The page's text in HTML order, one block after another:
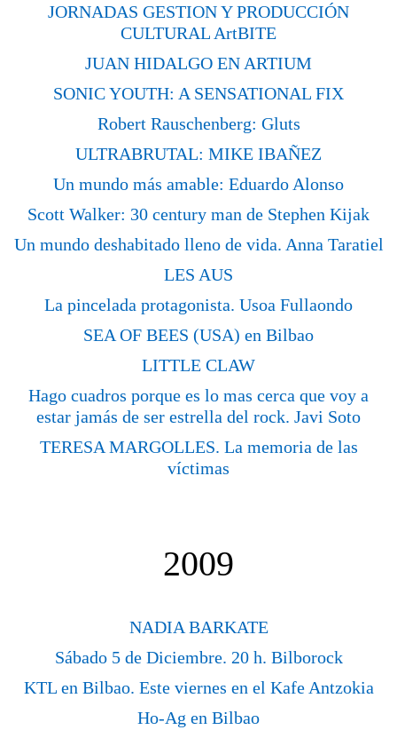
JORNADAS GESTION Y PRODUCCIÓN
CULTURAL ArtBITE
JUAN HIDALGO EN ARTIUM
SONIC YOUTH: A SENSATIONAL FIX
Robert Rauschenberg: Gluts
ULTRABRUTAL: MIKE IBAÑEZ
Un mundo más amable: Eduardo Alonso
Scott Walker: 30 century man de Stephen Kijak
Un mundo deshabitado lleno de vida. Anna Taratiel
LES AUS
La pincelada protagonista. Usoa Fullaondo
SEA OF BEES (USA) en Bilbao
LITTLE CLAW
Hago cuadros porque es lo mas cerca que voy a
estar jamás de ser estrella del rock. Javi Soto
TERESA MARGOLLES. La memoria de las
víctimas
2009
NADIA BARKATE
Sábado 5 de Diciembre. 20 h. Bilborock
KTL en Bilbao. Este viernes en el Kafe Antzokia
Ho-Ag en Bilbao